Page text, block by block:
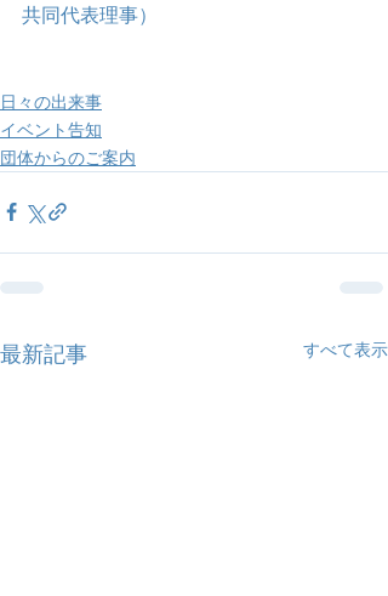
共同代表理事）
日々の出来事
イベント告知
団体からのご案内
最新記事 すべて表示